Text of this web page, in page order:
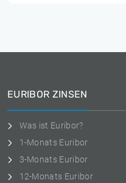
EURIBOR ZINSEN
Was ist Euribor?
1-Monats Euribor
3-Monats Euribor
12-Monats Euribor